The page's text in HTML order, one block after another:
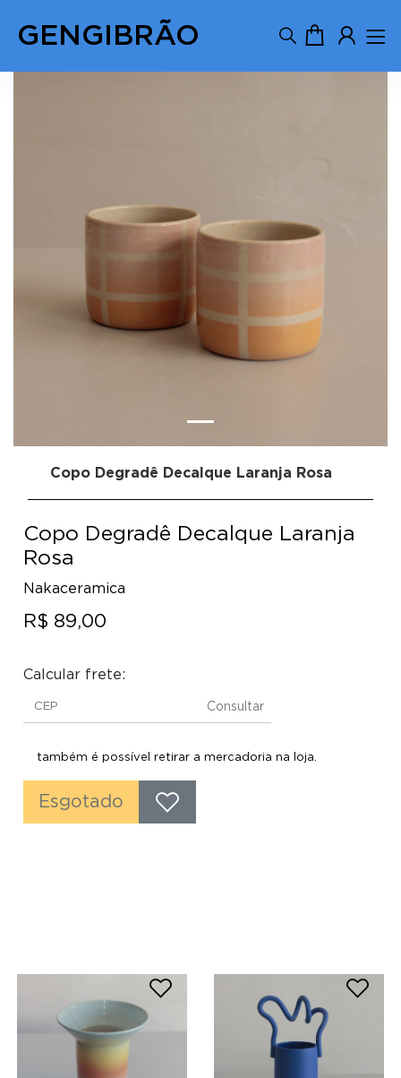
GENGIBRÃO
Copo Degradê Decalque Laranja Rosa
Copo Degradê Decalque Laranja
Rosa
Nakaceramica
R$ 89,00
Calcular frete:
Consultar
também é possível retirar a mercadoria na loja.
Esgotado